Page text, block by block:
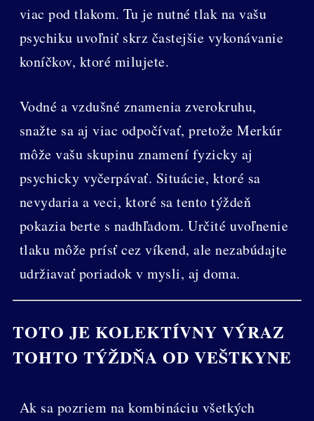
viac pod tlakom. Tu je nutné tlak na vašu
psychiku uvoľniť skrz častejšie vykonávanie
koníčkov, ktoré milujete.
Vodné a vzdušné znamenia zverokruhu,
snažte sa aj viac odpočívať, pretože Merkúr
môže vašu skupinu znamení fyzicky aj
psychicky vyčerpávať. Situácie, ktoré sa
nevydaria a veci, ktoré sa tento týždeň
pokazia berte s nadhľadom. Určité uvoľnenie
tlaku môže prísť cez víkend, ale nezabúdajte
udržiavať poriadok v mysli, aj doma.
TOTO JE KOLEKTÍVNY VÝRAZ
TOHTO TÝŽDŇA OD VEŠTKYNE
Ak sa pozriem na kombináciu všetkých